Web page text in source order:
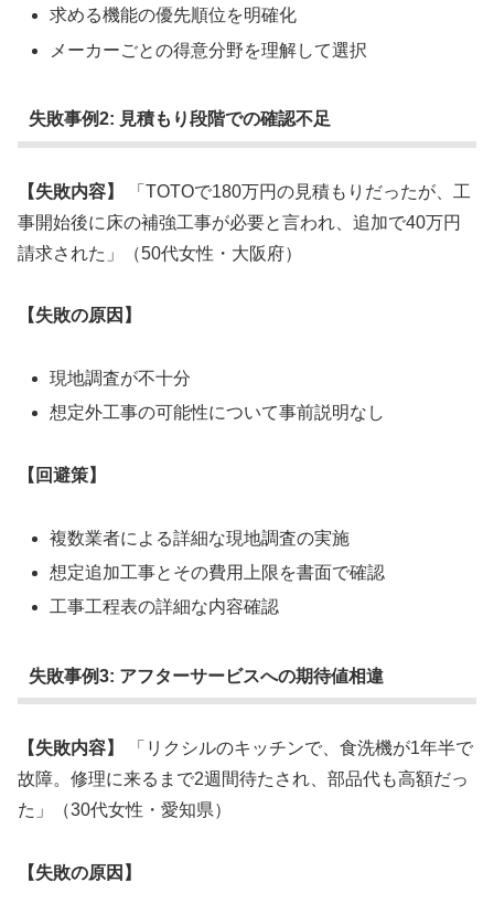
求める機能の優先順位を明確化
メーカーごとの得意分野を理解して選択
失敗事例2: 見積もり段階での確認不足
【失敗内容】
「TOTOで180万円の見積もりだったが、工
事開始後に床の補強工事が必要と言われ、追加で40万円
請求された」（50代女性・大阪府）
【失敗の原因】
現地調査が不十分
想定外工事の可能性について事前説明なし
【回避策】
複数業者による詳細な現地調査の実施
想定追加工事とその費用上限を書面で確認
工事工程表の詳細な内容確認
失敗事例3: アフターサービスへの期待値相違
【失敗内容】
「リクシルのキッチンで、食洗機が1年半で
故障。修理に来るまで2週間待たされ、部品代も高額だっ
た」（30代女性・愛知県）
【失敗の原因】